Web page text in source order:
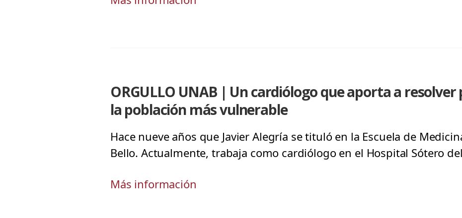
ORGULLO UNAB | Un cardiólogo que aporta a
la población más vulnerable
Hace nueve años que Javier Alegría se tituló en la Escuela de
Bello. Actualmente, trabaja como cardiólogo en el Hospital Sótero
Más información